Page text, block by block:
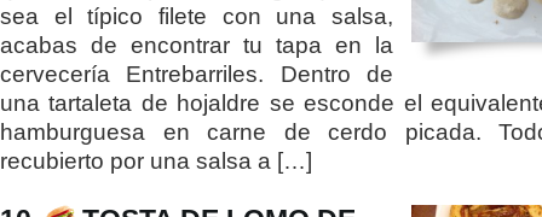
sea el típico filete con una salsa,
acabas de encontrar tu tapa en la
cervecería Entrebarriles. Dentro de
una tartaleta de hojaldre se esconde el
hamburguesa en carne de cerdo picada.
recubierto por una salsa a […]